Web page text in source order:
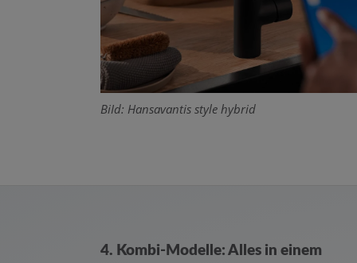
BiId: Hansavantis style hybrid
4. Kombi-Modelle: Alles in einem